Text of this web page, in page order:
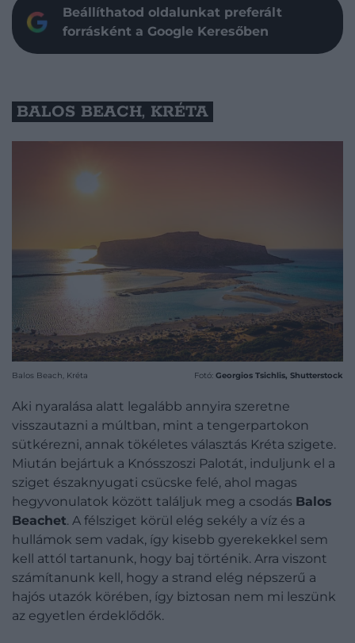
Beállíthatod oldalunkat preferált
forrásként a Google Keresőben
BALOS BEACH, KRÉTA
Balos Beach, Kréta Fotó: Georgios Tsichlis, Shutterstock
Aki nyaralása alatt legalább annyira szeretne
visszautazni a múltban, mint a tengerpartokon
sütkérezni, annak tökéletes választás Kréta szigete.
Miután bejártuk a Knósszoszi Palotát, induljunk el a
sziget északnyugati csücske felé, ahol magas
hegyvonulatok között találjuk meg a csodás Balos
Beachet. A félsziget körül elég sekély a víz és a
hullámok sem vadak, így kisebb gyerekekkel sem
kell attól tartanunk, hogy baj történik. Arra viszont
számítanunk kell, hogy a strand elég népszerű a
hajós utazók körében, így biztosan nem mi leszünk
az egyetlen érdeklődők.